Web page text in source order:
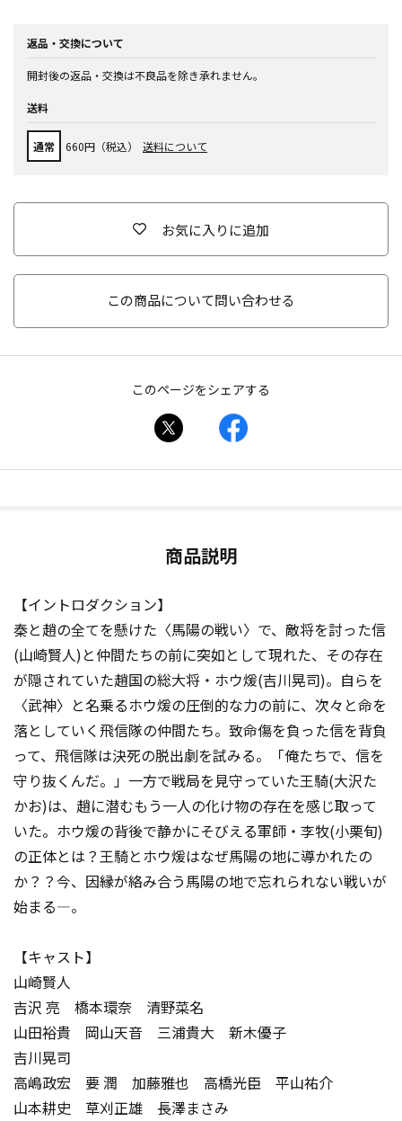
返品・交換について
開封後の返品・交換は不良品を除き承れません。
送料
通常 660円（税込） 送料について
お気に入りに追加
この商品について問い合わせる
このページをシェアする
商品説明
【イントロダクション】
秦と趙の全てを懸けた〈馬陽の戦い〉で、敵将を討った信
(山崎賢人)と仲間たちの前に突如として現れた、その存在
が隠されていた趙国の総大将・ホウ煖(吉川晃司)。自らを
〈武神〉と名乗るホウ煖の圧倒的な力の前に、次々と命を
落としていく飛信隊の仲間たち。致命傷を負った信を背負
って、飛信隊は決死の脱出劇を試みる。「俺たちで、信を
守り抜くんだ――。」一方で戦局を見守っていた王騎(大沢た
かお)は、趙に潜むもう一人の化け物の存在を感じ取って
いた。ホウ煖の背後で静かにそびえる軍師・李牧(小栗旬)
の正体とは？王騎とホウ煖はなぜ馬陽の地に導かれたの
か？？今、因縁が絡み合う馬陽の地で忘れられない戦いが
始まる―。
【キャスト】
山崎賢人
吉沢 亮 橋本環奈 清野菜名
山田裕貴 岡山天音 三浦貴大 新木優子
吉川晃司
高嶋政宏 要 潤 加藤雅也 高橋光臣 平山祐介
山本耕史 草刈正雄 長澤まさみ